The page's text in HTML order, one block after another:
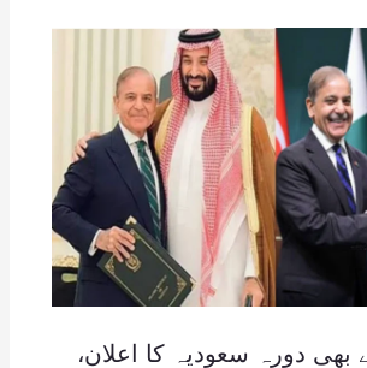
دورہ سعودیہ کا اعلان،